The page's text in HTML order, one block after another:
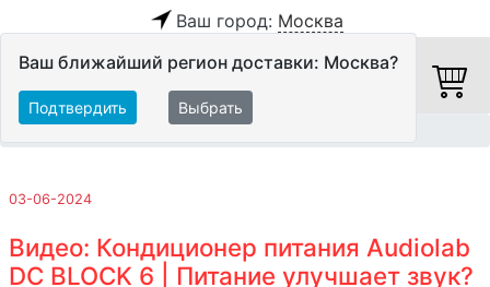
Ваш город: Москва
Ваш ближайший регион доставки: Москва?
Подтвердить Выбрать
03-06-2024
Видео: Кондиционер питания Audiolab
DC BLOCK 6 | Питание улучшает звук?